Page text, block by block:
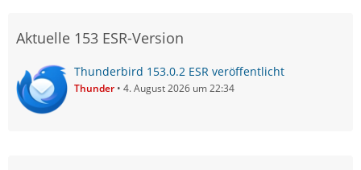
Aktuelle 153 ESR-Version
Thunderbird 153.0.2 ESR veröffentlicht
Thunder 4. August 2026 um 22:34